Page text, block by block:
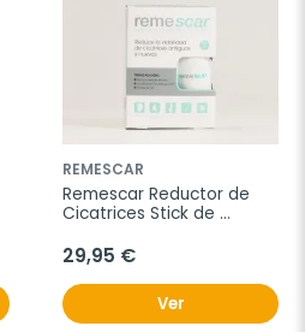
REMESCAR
Remescar Reductor de
Cicatrices Stick de
29,95 €
Ver